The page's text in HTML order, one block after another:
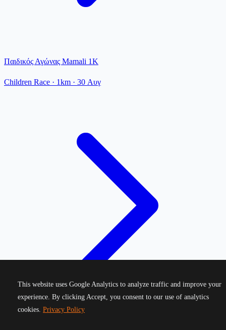
Παιδικός Αγώνας Mamali 1K
Children Race · 1km · 30 Αυγ
This website uses Google Analytics to analyze traffic and improve your
experience. By clicking Accept, you consent to our use of analytics
cookies. Privacy Policy